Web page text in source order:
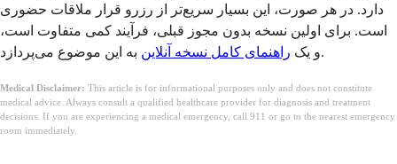
دارد. در هر صورت، این بسیار سریع‌تر از رزرو قرار ملاقات حضوری
است. برای اولین نسخه بدون مجوز قبلی، فرآیند کمی متفاوت است،
و یک راهنمای کامل نسخه آنلاین به این موضوع می‌پردازد.
Medical Disclaimer: This article is for informational purposes only and does not constitute
medical advice. Always consult a qualified healthcare provider for diagnosis and treatment
decisions. If you are experiencing a medical emergency, call 911 or go to the nearest emergency
room immediately.